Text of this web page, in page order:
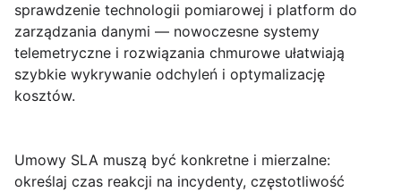
sprawdzenie technologii pomiarowej i platform do
zarządzania danymi — nowoczesne systemy
telemetryczne i rozwiązania chmurowe ułatwiają
szybkie wykrywanie odchyleń i optymalizację
kosztów.
Umowy SLA muszą być konkretne i mierzalne:
określaj czas reakcji na incydenty, częstotliwość